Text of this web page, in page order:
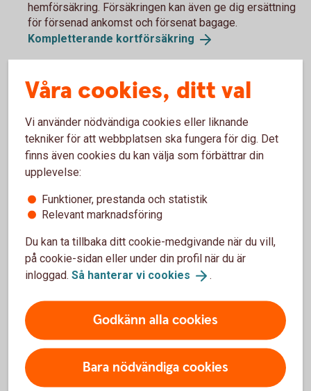
hemförsäkring. Försäkringen kan även ge dig ersättning
för försenad ankomst och försenat bagage.
Kompletterande kortförsäkring
Måste jag göra något för att kunna
handla med mitt kort på nätet?
Bankkort Business
Nya företagskort distribueras med internetköp påslaget.
För att kortinnehavaren ska kunna använda sitt kort på nätet
internetbank görs det där, annars via en första transaktion i
butik eller i någon av bankomats automater.
kan en behörig användare gå in och ändra det i
internetbanken för företag.
Betalkort företag
Våra cookies, ditt val
Vi använder nödvändiga cookies eller liknande
tekniker för att webbplatsen ska fungera för dig. Det
finns även cookies du kan välja som förbättrar din
upplevelse:
Funktioner, prestanda och statistik
Relevant marknadsföring
Du kan ta tillbaka ditt cookie-medgivande när du vill,
på cookie-sidan eller under din profil när du är
inloggad. Så hanterar vi cookies .
Godkänn alla cookies
Bara nödvändiga cookies